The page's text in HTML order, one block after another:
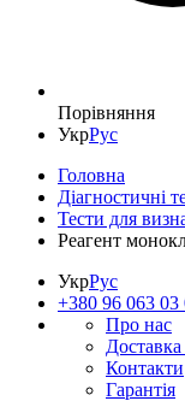
Порівняння
УкрРус
Головна
Діагностичні
Тести для
Реагент
УкрРус
+380 96 063 03
Про нас
Доставка
Контакти
Гарантія